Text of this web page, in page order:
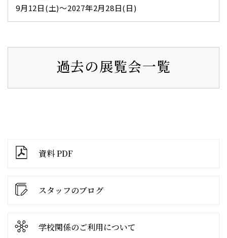
9月12日(土)～2027年2月28日(日)
過去の展覧会一覧
資料 PDF
スタッフのブログ
学校関係のご利用について